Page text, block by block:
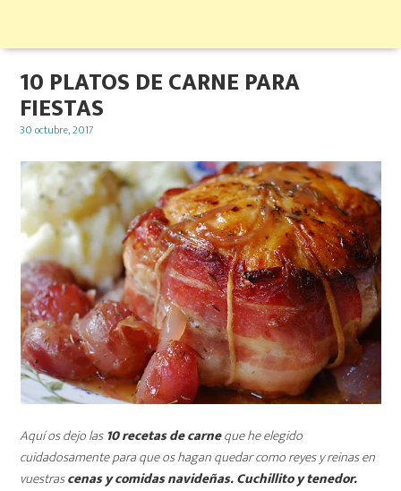
10 PLATOS DE CARNE PARA
FIESTAS
Posted
30 octubre, 2017
Aquí os dejo las10 recetas de carneque he elegido
cuidadosamente para que os hagan quedar como reyes y reinas en
vuestrascenas y comidas navideñas. Cuchillito y tenedor.